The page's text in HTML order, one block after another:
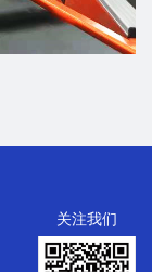
关注我们